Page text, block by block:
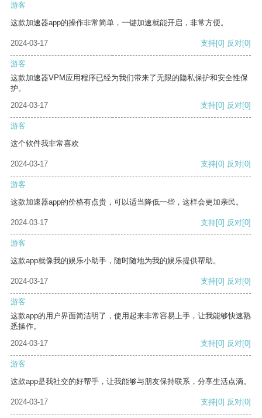
游客
这款加速器app的操作非常简单，一键加速就能开启，非常方便。
2024-03-17 支持[0] 反对[0]
游客
这款加速器VPM应用程序已经为我们带来了无限的隐私保护和安全性保
护。
2024-03-17
支持[0] 反对[0]
游客
这个软件我非常喜欢
2024-03-17 支持[0] 反对[0]
游客
这款加速器app的价格有点贵，可以适当降低一些，这样会更加亲民。
2024-03-17 支持[0] 反对[0]
游客
这款app就像我的娱乐小助手，随时随地为我的娱乐提供帮助。
2024-03-17 支持[0] 反对[0]
游客
这款app的用户界面简洁明了，使用起来非常容易上手，让我能够快速熟
悉操作。
2024-03-17
支持[0] 反对[0]
游客
这款app是我社交的好帮手，让我能够与朋友保持联系，分享生活点滴。
2024-03-17 支持[0] 反对[0]